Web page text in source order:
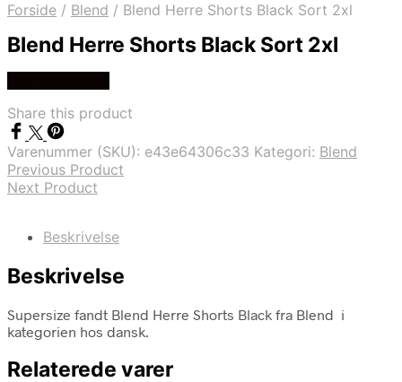
Forside / Blend / Blend Herre Shorts Black Sort 2xl
Blend Herre Shorts Black Sort 2xl
Share this product
Varenummer (SKU): e43e64306c33 Kategori: Blend
Previous Product
Next Product
Beskrivelse
Beskrivelse
Supersize fandt Blend Herre Shorts Black fra Blend i
kategorien hos dansk.
Relaterede varer